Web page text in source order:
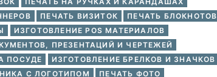
ПЕЧАТЬ ВИЗИТОК
ПЕЧАТЬ БЛОКНОТОВ
ИЗГОТОВЛЕНИЕ POS МАТЕРИАЛОВ
ПРЕЗЕНТАЦИЙ И ЧЕРТЕЖЕЙ
ПОСУДЕ
ИЗГОТОВЛЕНИЕ БРЕЛКОВ И ЗНАЧКОВ
С ЛОГОТИПОМ
ПЕЧАТЬ ФОТО